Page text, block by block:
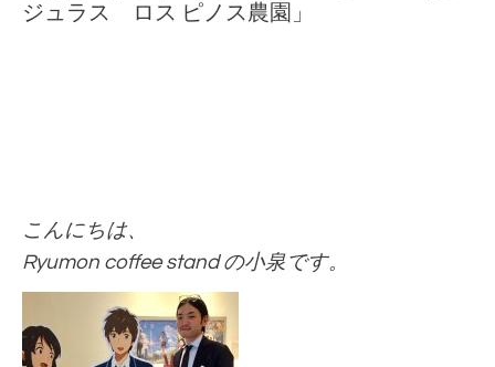
ジュラス ロス ピノス農園」
こんにちは、
Ryumon coffee stand の小泉です。